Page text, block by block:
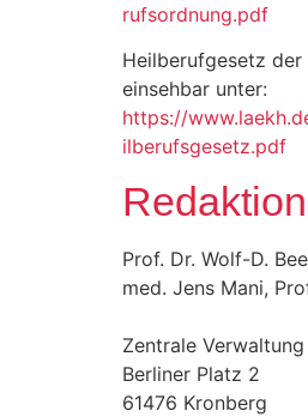
rufsordnung.pdf
Heilberufgesetz der
einsehbar unter:
https://
ilberufsgesetz.pdf
Prof. Dr. Wolf-D.
med. Jens Mani,
Zentrale Verwaltung
Berliner Platz 2
61476 Kronberg